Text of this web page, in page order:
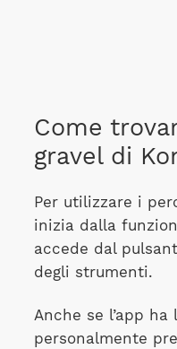
Come
gravel di
Per utilizzare i
inizia dalla
accede dal
degli strumenti.
Anche se l’app
personalmente